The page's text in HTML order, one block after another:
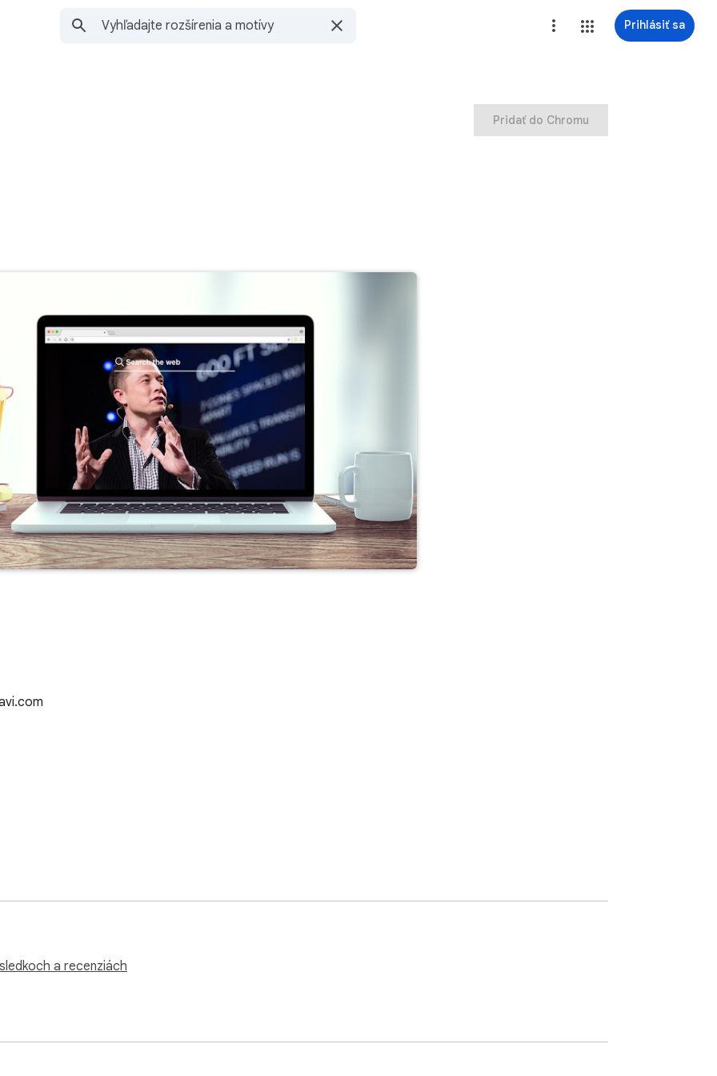
Prihlásiť sa
Pridať do Chromu
a recenziách